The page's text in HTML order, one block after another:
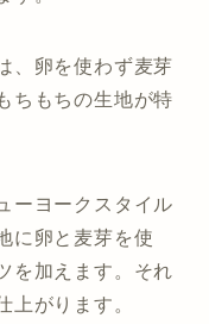
、卵を使わず麦芽
ちもちの生地が特
ーヨークスタイル
に卵と麦芽を使
を加えます。それ
上がります。